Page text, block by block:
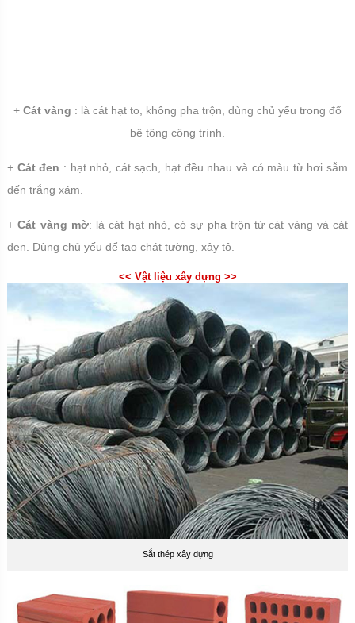
+ Cát vàng : là cát hạt to, không pha trộn, dùng chủ yếu trong đổ
bê tông công trình.
+ Cát đen : hạt nhỏ, cát sạch, hạt đều nhau và có màu từ hơi sẫm
đến trắng xám.
+Cát vàng mờ: là cát hạt nhỏ, có sự pha trộn từ cát vàng và cát
đen. Dùng chủ yếu để tạo chát tường, xây tô.
<< Vật liệu xây dựng >>
Sắt thép xây dựng